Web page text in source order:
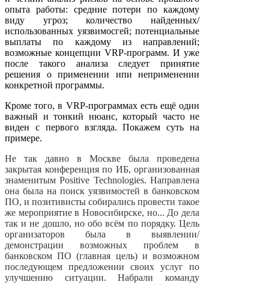
опыта работы: средние потери по каждому
виду угроз; количество найденных/
использованных уязвимосгей; потенциальные
выплаты по каждому из направлений;
возможные концепции VRP-программ. И уже
после такого анализа следует принятие
решения о применении ипи неприменении
конкретной программы.
Кроме того, в VRP-программах есть ещё один
важный и тонкий нюанс, который часто не
виден с первого взгляда. Покажем суть на
примере.
Не так давно в Москве была проведена
закрытая конференция по ИБ, организованная
знаменитым Positive Technologies. Направлена
она была на поиск уязвимостей в банковском
ПО, и позитивисты собирались провести такое
же мероприятие в Новосибирске, но... До дела
так и не дошло, но обо всём по порядку. Цель
организаторов была в выявлении/
демонстрации возможных проблем в
банковском ПО (главная цель) и возможном
последующем предложении своих услуг по
улучшению ситуации. Набрали команду